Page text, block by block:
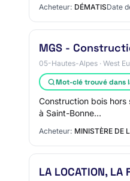
Acheteur: DÉMATISDate
MGS -
05-Hautes-Alpes · West
Mot-clé trouvé dans
Construction bois
à Saint-Bonne…
Acheteur: MINISTÈRE DE
LA LOCATION, LA